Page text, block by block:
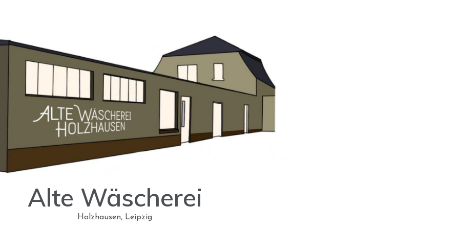
Alte Wäscherei
Holzhausen, Leipzig